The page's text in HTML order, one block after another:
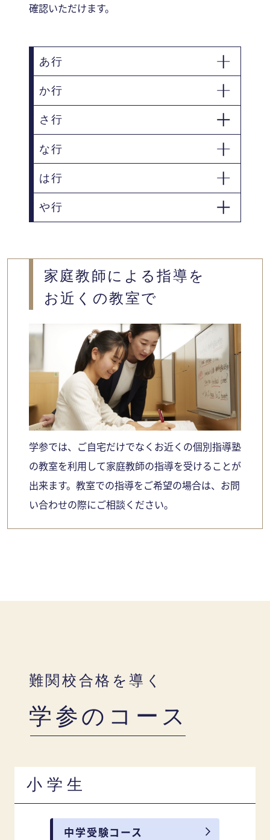
確認いただけます。
あ行
宇佐市
大分市
か行
杵築市
玖珠郡九重町
さ行
佐伯市
な行
中津市
は行
速見郡日出町
別府市
や行
家庭教師による指導を
お近くの教室で
学参では、ご自宅だけでなくお近くの個別指導塾
の教室を利用して家庭教師の指導を受けることが
出来ます。教室での指導をご希望の場合は、お問
い合わせの際にご相談ください。
難関校合格を導く
学参のコース
小学生
中学受験コース